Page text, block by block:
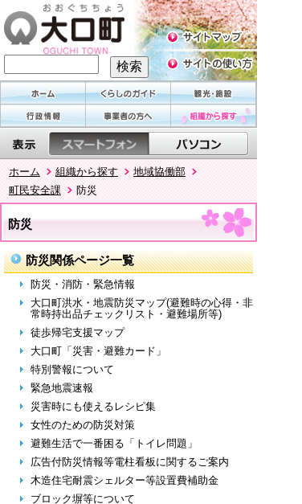
ホーム 組織から探す
地域協働部
町民安全課
防災
防災
防災関係ページ一覧
防災・消防・緊急情報
大口町洪水・地震防災マップ(避難時の心得・非
常時持出品チェックリスト・避難場所等)
徒歩帰宅支援マップ
大口町「災害・避難カード」
特別警報について
緊急地震速報
災害時にも使えるレシピ集
女性のための防災対策
避難生活で一番困る「トイレ問題」
広告付防災情報等電柱看板に関するご案内
木造住宅耐震シェルター等設置費補助金
ブロック塀等について